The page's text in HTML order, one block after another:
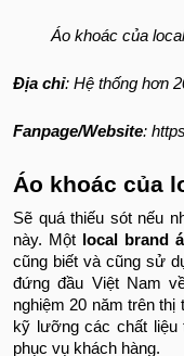
Áo khoác của
Địa chỉ: Hệ thống hơn
Fanpage/Website:
Áo khoác của
Sẽ quá thiếu sót nếu
này. Một local brand
cũng biết và cũng sử
đứng đầu Việt Nam
nghiệm 20 năm trên
kỹ lưỡng các chất liệu
phục vụ khách hàng.